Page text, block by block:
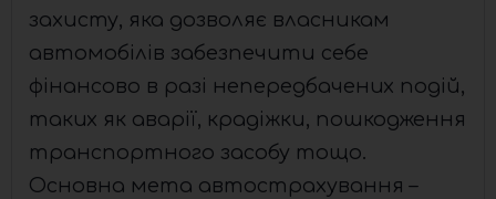
захисту, яка дозволяє власникам
автомобілів забезпечити себе
фінансово в разі непередбачених подій,
таких як аварії, крадіжки, пошкодження
транспортного засобу тощо.
Основна мета автострахування –